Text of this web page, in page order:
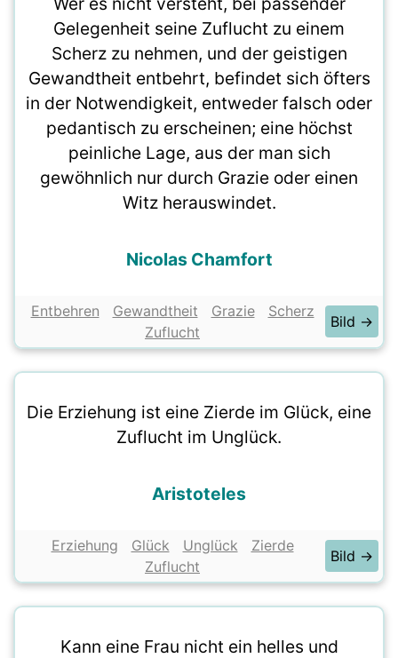
Gelegenheit seine Zuflucht zu einem
Scherz zu nehmen, und der geistigen
Gewandtheit entbehrt, befindet sich öfters
in der Notwendigkeit, entweder falsch oder
pedantisch zu erscheinen; eine höchst
peinliche Lage, aus der man sich
gewöhnlich nur durch Grazie oder einen
Witz herauswindet.
Nicolas Chamfort
Entbehren Gewandtheit Grazie
Scherz
Zuflucht
Bild →
Die Erziehung ist eine Zierde im Glück, eine
Zuflucht im Unglück.
Aristoteles
Erziehung Glück Unglück
Zierde
Zuflucht
Bild →
Kann eine Frau nicht ein helles und